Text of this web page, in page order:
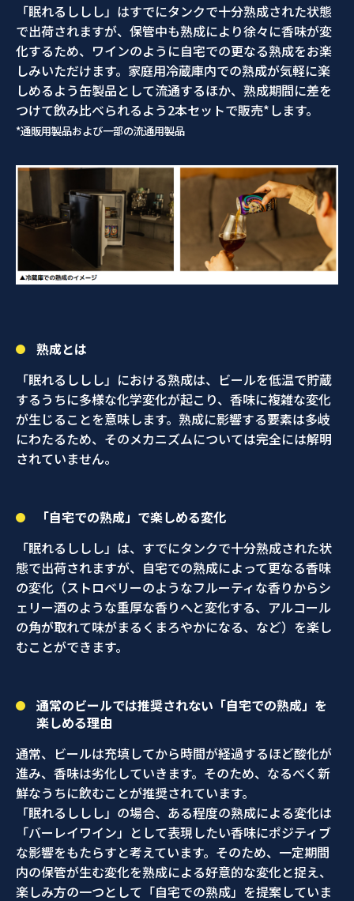
「眠れるししし」はすでにタンクで十分熟成された状態
で出荷されますが、保管中も熟成により徐々に香味が変
化するため、ワインのように自宅での更なる熟成をお楽
しみいただけます。家庭用冷蔵庫内での熟成が気軽に楽
しめるよう缶製品として流通するほか、熟成期間に差を
つけて飲み比べられるよう2本セットで販売*します。
*通販用製品および一部の流通用製品
熟成とは
「眠れるししし」における熟成は、ビールを低温で貯蔵
するうちに多様な化学変化が起こり、香味に複雑な変化
が生じることを意味します。熟成に影響する要素は多岐
にわたるため、そのメカニズムについては完全には解明
されていません。
「自宅での熟成」で楽しめる変化
「眠れるししし」は、すでにタンクで十分熟成された状
態で出荷されますが、自宅での熟成によって更なる香味
の変化（ストロベリーのようなフルーティな香りからシ
ェリー酒のような重厚な香りへと変化する、アルコール
の角が取れて味がまるくまろやかになる、など）を楽し
むことができます。
通常のビールでは推奨されない「自宅での熟成」を
楽しめる理由
通常、ビールは充填してから時間が経過するほど酸化が
進み、香味は劣化していきます。そのため、なるべく新
鮮なうちに飲むことが推奨されています。
「眠れるししし」の場合、ある程度の熟成による変化は
「バーレイワイン」として表現したい香味にポジティブ
な影響をもたらすと考えています。そのため、一定期間
内の保管が生む変化を熟成による好意的な変化と捉え、
楽しみ方の一つとして「自宅での熟成」を提案していま